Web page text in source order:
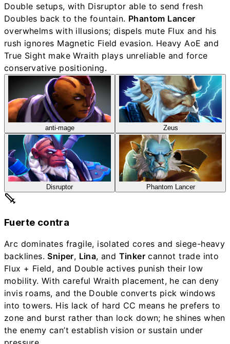
Double setups, with Disruptor able to send fresh
Doubles back to the fountain. Phantom Lancer
overwhelms with illusions; dispels mute Flux and his
rush ignores Magnetic Field evasion. Heavy AoE and
True Sight make Wraith plays unreliable and force
conservative positioning.
anti-mage Zeus
Disruptor Phantom Lancer
Fuerte contra
Arc dominates fragile, isolated cores and siege-heavy
backlines.Sniper, Lina, and Tinker cannot trade into
Flux + Field, and Double actives punish their low
mobility. With careful Wraith placement, he can deny
invis roams, and the Double converts pick windows
into towers. His lack of hard CC means he prefers to
zone and burst rather than lock down; he shines when
the enemy can’t establish vision or sustain under